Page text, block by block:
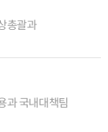
총괄과
과 국내대책팀